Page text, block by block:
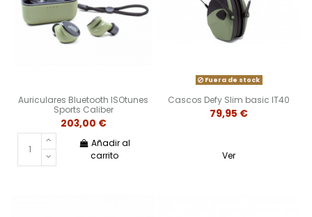
Auriculares Bluetooth ISOtunes
Sports Caliber
203,00 €
Añadir al
carrito
Fuera de stock
Cascos Defy Slim basic IT40
79,95 €
Ver